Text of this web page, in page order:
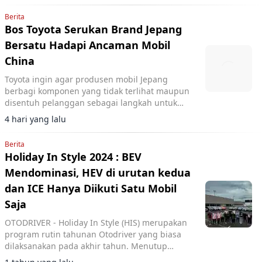
Berita
Bos Toyota Serukan Brand Jepang
Bersatu Hadapi Ancaman Mobil
China
Toyota ingin agar produsen mobil Jepang
berbagi komponen yang tidak terlihat maupun
disentuh pelanggan sebagai langkah untuk
memangkas biaya dan menghadapi
meningkatnya persaingan.
4 hari yang lalu
Berita
Holiday In Style 2024 : BEV
Mendominasi, HEV di urutan kedua
dan ICE Hanya Diikuti Satu Mobil
Saja
OTODRIVER - Holiday In Style (HIS) merupakan
program rutin tahunan Otodriver yang biasa
dilaksanakan pada akhir tahun. Menutup
tahun 2024 ini, terdapat 12 mobil yang